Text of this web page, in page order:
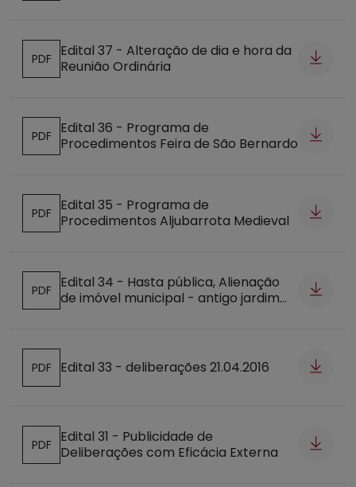
Abre num novo separador
PDF
Edital 37 - Alteração de dia e hora da
Reunião Ordinária
Abre num novo separador
PDF
Edital 36 - Programa de
Procedimentos Feira de São Bernardo
Abre num novo separador
PDF
Edital 35 - Programa de
Procedimentos Aljubarrota Medieval
Abre num novo separador
PDF
Edital 34 - Hasta pública, Alienação
de imóvel municipal - antigo jardim
Abre num novo separador
PDF Edital 33 - deliberações 21.04.2016
Abre num novo separador
PDF
Edital 31 - Publicidade de
Deliberações com Eficácia Externa